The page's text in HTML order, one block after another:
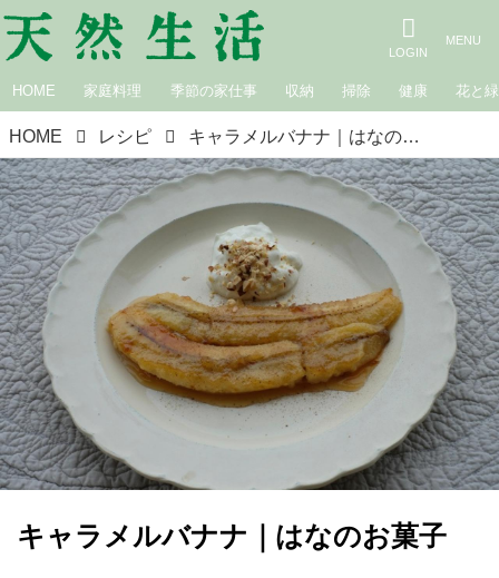
HOME 家庭料理 季節の家仕事 収納 掃除 健康 花と緑
HOME レシピ キャラメルバナナ｜はなのお菓子
キャラメルバナナ｜はなのお菓子